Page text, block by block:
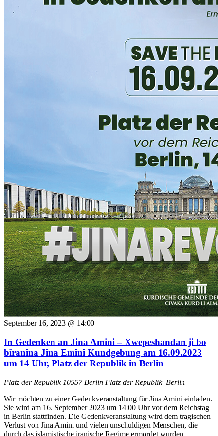
September 16, 2023 @ 14:00
In Gedenken an Jina Amini – Xwepeshandan ji bo
bîranîna Jîna Emînî Kundgebung am 16.09.2023
um 14 Uhr, Platz der Republik in Berlin
Platz der Republik 10557 Berlin Platz der Republik, Berlin
Wir möchten zu einer Gedenkveranstaltung für Jina Amini einladen.
Sie wird am 16. September 2023 um 14:00 Uhr vor dem Reichstag
in Berlin stattfinden. Die Gedenkveranstaltung wird dem tragischen
Verlust von Jina Amini und vielen unschuldigen Menschen, die
durch das islamistische iranische Regime ermordet wurden,